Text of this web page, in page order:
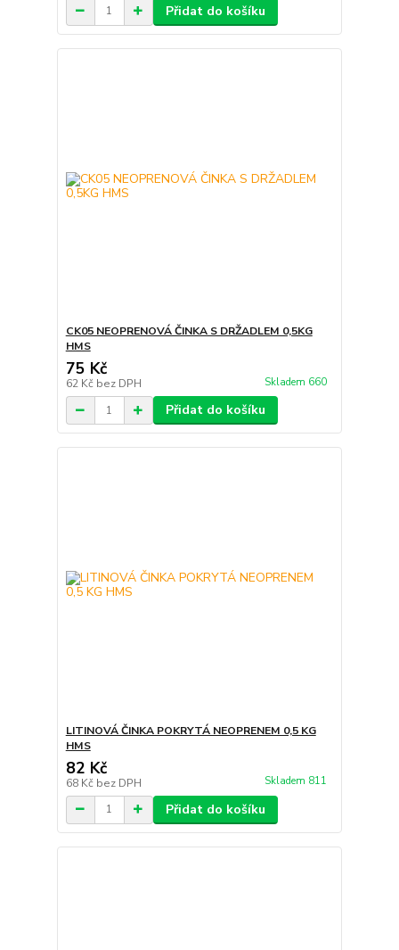
Přidat do košíku
CK05 NEOPRENOVÁ ČINKA S DRŽADLEM 0,5KG
HMS
75 Kč
62 Kč bez DPH Skladem 660
Přidat do košíku
LITINOVÁ ČINKA POKRYTÁ NEOPRENEM 0,5 KG
HMS
82 Kč
68 Kč bez DPH Skladem 811
Přidat do košíku